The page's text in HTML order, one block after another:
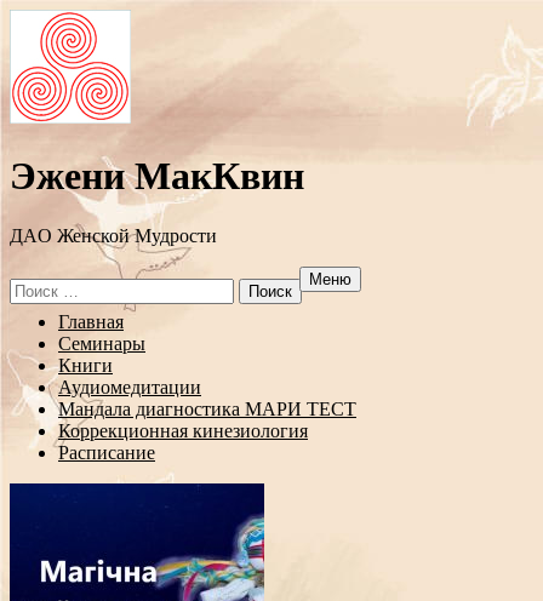
Эжени МакКвин
ДAO Женской Мудрости
Search
for:
Меню
Перейти
содержанию
Главная
Семинары
Книги
Аудиомедитации
Мандала диагностика МАРИ ТЕСТ
Коррекционная кинезиология
Расписание